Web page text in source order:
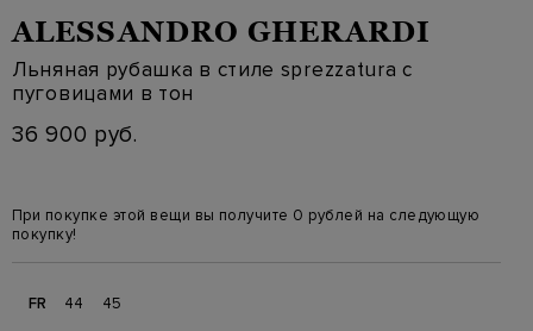
ALESSANDRO GHERARDI
Льняная рубашка в стиле sprezzatura с
пуговицами в тон
36 900 руб.
При покупке этой вещи вы получите 0 рублей на следующую
покупку!
FR 44 45